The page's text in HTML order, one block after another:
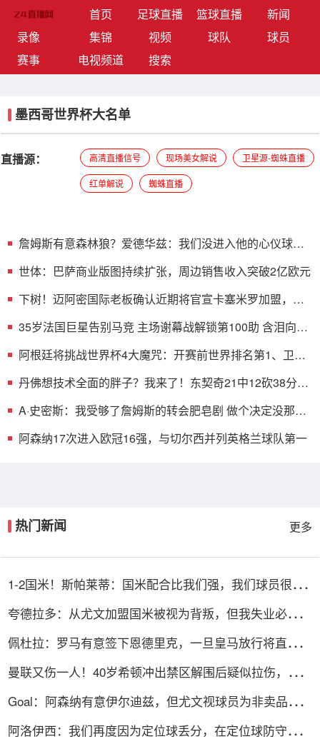
首页(current)足球直播 篮球直播
新闻
录像
集锦 视频 球队
球员
赛事
电视频道 搜索
墨西哥世界杯大名单
直播源： 高清直播信号 现场美女解说 卫星源-蜘蛛直播
红单解说 蜘蛛直播
詹姆斯有意森林狼？爱德华兹：我们没进入他的心仪球队
世体：巴萨商业版图持续扩张，周边销售收入突破2亿欧元
下树！迈阿密国际老板确认近期将官宣卡塞米罗加盟，联
35岁法国巨星告别马竞 主场谢幕战解锁第100助 含泪向7
阿根廷将挑战世界杯4大魔咒：开赛前世界排名第1、卫
丹佛想技术全面的胖子？我来了！东契奇21中12砍38分13
A·史密斯：我受够了詹姆斯的转会肥皂剧 做个决定没那么
阿森纳17次进入欧冠16强，与切尔西并列英格兰球队第一
热门新闻 更多
1-2国米！斯帕莱蒂：国米配合比我们强，我们球员很棒
夸德拉多：从尤文加盟国米被视为背叛，但我失业必须寻
佩杜拉：罗马有意签下恩德里克，一旦皇马放行将直接加
曼联又伤一人！40岁希顿冲出禁区解围后疑似拉伤，被换
Goal：阿森纳有意伊尔迪兹，但尤文视球员为非卖品，除
阿洛伊西：我们再度因为定位球丢分，在定位球防守上犯